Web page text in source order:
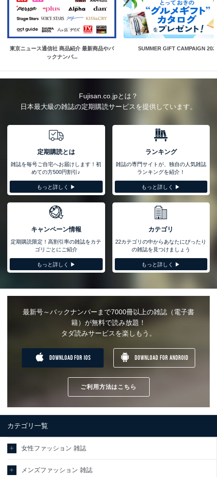
東京ニュース通信社 商品紹介 最新商品やバ
ックナンバ...
SUMMER GIFT CAMPAIGN
Fujisan.co.jpとは？
日本最大級の雑誌の定期購読サービスを提供しています。
定期購読とは
雑誌を毎号ご自宅へお届けします！初
めての方500円割引♪
もっと詳しく ▶︎
ランキング
雑誌の専門サイトが、独自の人気雑誌
ランキングを紹介！
もっと詳しく ▶︎
キャンペーン情報
定期購読限定！高割引率の雑誌をカテ
ゴリごとにご紹介
もっと詳しく ▶︎
カテゴリ
22カテゴリの中からあなたにぴったり
の雑誌を見つけましょう
もっと詳しく ▶︎
最新号～バックナンバーまで7000冊以上の雑誌（電子書
籍）が無料で読み放題！
タダ読みサービスを楽しもう。
DOWNLOAD FOR IOS DOWNLOAD FOR ANDROID
ご利用方法はこちら
カテゴリ一覧
女性ファッション 雑誌
メンズファッション 雑誌